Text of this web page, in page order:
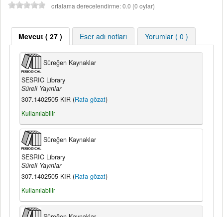
ortalama derecelendirme: 0.0 (0 oylar)
Mevcut( 27 ) Eser adı notları Yorumlar ( 0 )
Süreğen Kaynaklar
SESRIC Library
Süreli Yayınlar
307.1402505 KIR (Rafa gözat)
Kullanılabilir
Süreğen Kaynaklar
SESRIC Library
Süreli Yayınlar
307.1402505 KIR (Rafa gözat)
Kullanılabilir